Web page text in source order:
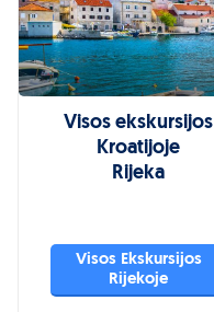
Visos ekskursijos
Kroatijoje
Rijeka
Visos Ekskursijos
Rijekoje